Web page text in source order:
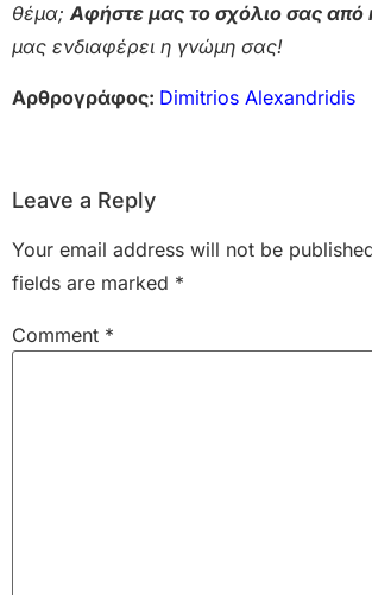
θέμα;Αφήστε μας το σχόλιο σας από
μας ενδιαφέρει η γνώμη σας!
Αρθρογράφος: Dimitrios Alexandridis
Leave a Reply
Your email address will not be
fields are marked *
Comment *